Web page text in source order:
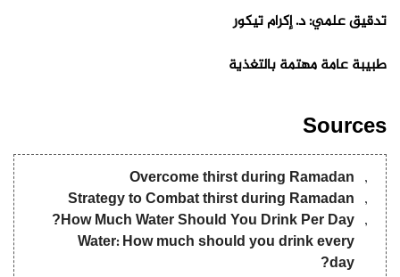
تدقيق علمي: د. إكرام تيكور
طبيبة عامة مهتمة بالتغذية
Sources
Overcome thirst during Ramadan
Strategy to Combat thirst during Ramadan
How Much Water Should You Drink Per Day?
Water: How much should you drink every
day?